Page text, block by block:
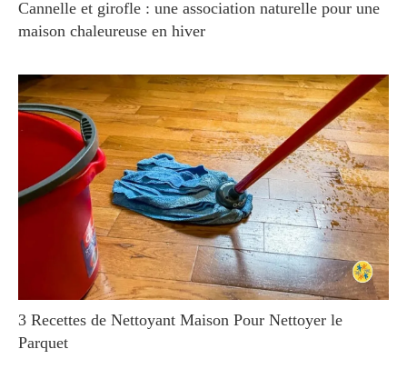
Cannelle et girofle : une association naturelle pour une
maison chaleureuse en hiver
3 Recettes de Nettoyant Maison Pour Nettoyer le
Parquet